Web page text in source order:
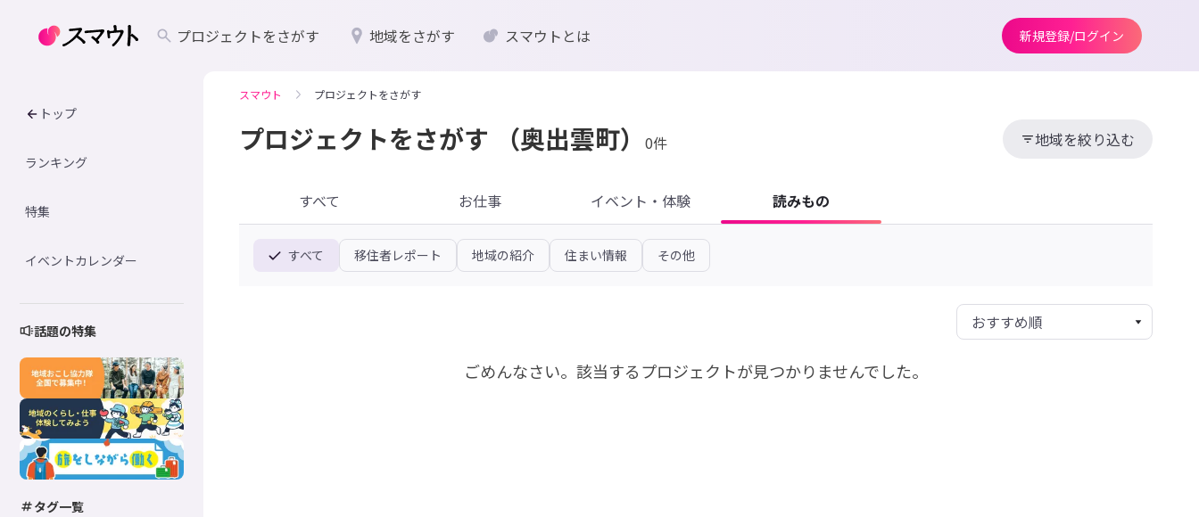
プロジェクトをさがす 地域をさがす スマウトとは 新規登録/ログイン
トップ
ランキング
特集
イベントカレンダー
話題の特集
タグ一覧
スマウト プロジェクトをさがす
プロジェクトをさがす （奥出雲町） 0件 地域を絞り込む
すべて お仕事 イベント・体験 読みもの
すべて 移住者レポート 地域の紹介 住まい情報 その他
ごめんなさい。 該当するプロジェクトが見つかりませんでした。